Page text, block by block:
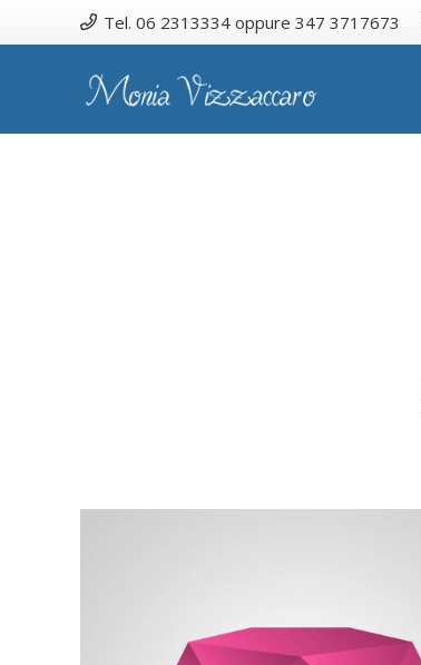
Tel. 06 2313334 oppure 347 3717673